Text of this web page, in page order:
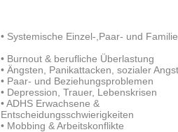
• Systemische Einzel-,Paar- und
• Burnout & berufliche Überlastung
• Ängsten, Panikattacken, sozialer Angst
• Paar- und Beziehungsproblemen
• Depression, Trauer, Lebenskrisen
• ADHS Erwachsene &
Entscheidungsschwierigkeiten
• Mobbing & Arbeitskonflikte